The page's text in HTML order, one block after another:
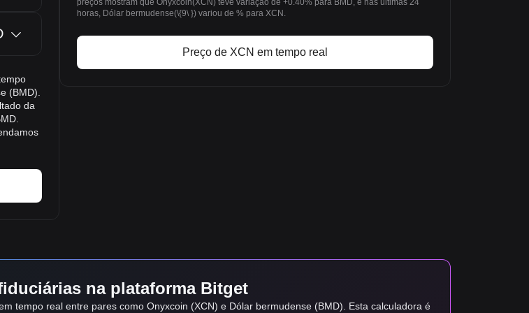
(BMD).
da
preços mostram que Onyxcoin(XCN) teve variação de +0.40% para BMD, e nas últimas 24
horas, Dólar bermudense(\{9\ }) variou de % para XCN.
Preço de XCN em tempo real
na plataforma Bitget
tempo real entre pares como Onyxcoin (XCN) e Dólar bermudense (BMD). Esta calculadora é